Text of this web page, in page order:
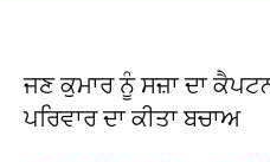
ਜਣ ਕੁਮਾਰ ਨੂੰ ਸਜ਼ਾ ਦਾ
ਪਰਿਵਾਰ ਦਾ ਕੀਤਾ ਬਚਾਅ